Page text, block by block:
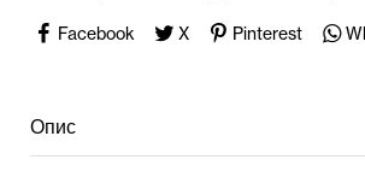
Всі товари
Підкатегорії відсутні.
Facebook X Pinterest
Опис